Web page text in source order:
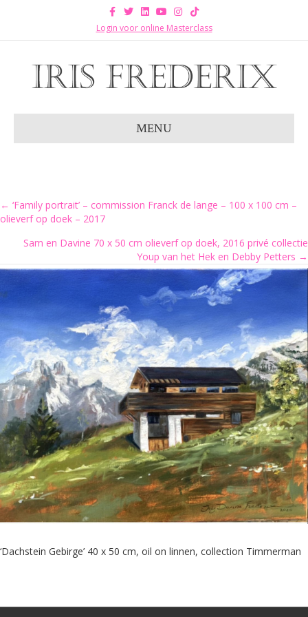
Facebook
TwitterLinkedinYoutubeInstagram
Tiktok
Login voor online Masterclass
MENU
Posts
navigation
← ‘Family portrait’ – commission Franck de lange – 100 x 100 cm –
olieverf op doek – 2017
Sam en Davine 70 x 50 cm olieverf op doek, 2016 privé collectie
Youp van het Hek en Debby Petters →
‘Dachstein Gebirge’ 40 x 50 cm, oil on linnen, collection Timmerman